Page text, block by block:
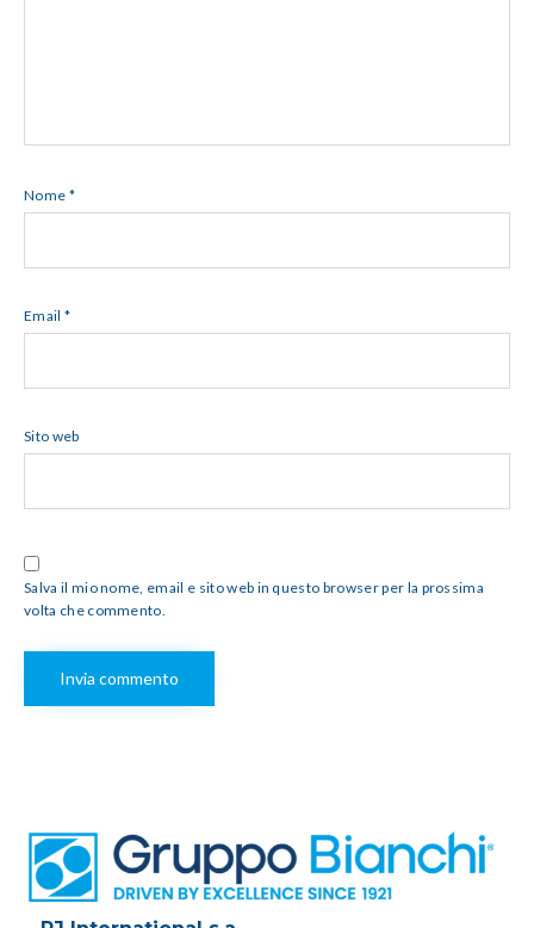
Nome *
Email *
Sito web
Salva il mio nome, email e sito web in questo browser per la prossima
volta che commento.